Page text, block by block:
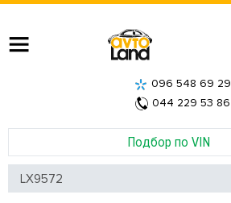
Подбор по VIN
096 548 69 29
044 229 53 86